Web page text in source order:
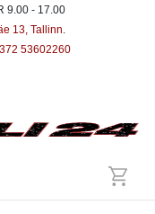
9.00 - 17.00
13, Tallinn.
53602260